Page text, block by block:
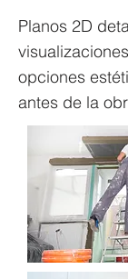
Planos 2D
opciones
antes de la